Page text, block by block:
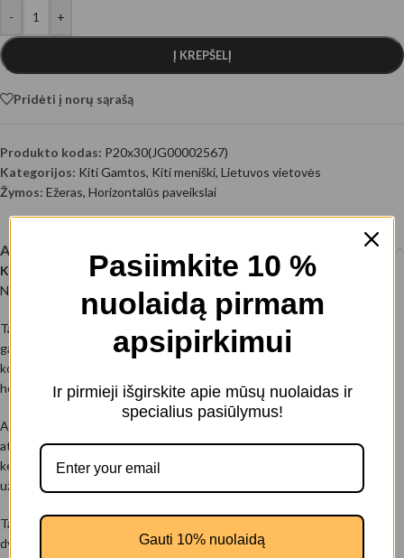
- +
Į KREPŠELĮ
Pridėti į norų sąrašą
Produkto kodas: P20x30(JG00002567)
Kategorijos: Kiti Gamtos, Kiti meniški, Lietuvos vietovės
Žymos: Ežeras, Horizontalūs paveikslai
Aprašymas
Kalvių ežeras ir bažnyčia Kaišiadorių rajone
Nuotraukos autorius: @EyeEm
Tai paveikslas ant drobės, kuriame susijungia architektūrinė ramybė ir
gamtos didybė. Apvalios formos bažnyčia pirmame plane sukuria aiškų
kompozicinį centrą, o už jos atsiveriantis Kalvių ežeras – šviesos ir
horizonto platybė.
Auksinis saulėlydis švelniai nutvieskia vandens paviršių, sukeldamas
atspindžių taką, vedantį akį į tolį. Žalios pievos ir tvarkingai išraityti
keliukai suteikia harmonijos, o apskrita bažnyčios forma simbolizuoja
uždarą, saugią erdvę – tarsi tylų prieglobstį gamtos apsuptyje.
Tai paveikslas ant drobės, kuris interjere kuria ramybės, švaros ir
dvasinio balanso atmosferą.
Pasiimkite 10 %
nuolaidą pirmam
apsipirkimui
Ir pirmieji išgirskite apie mūsų nuolaidas ir
specialius pasiūlymus!
Gauti 10% nuolaidą